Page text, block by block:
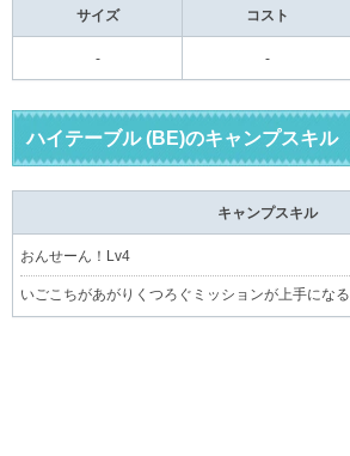
サイズ コスト
- -
ハイテーブル (BE)のキャンプスキル
キャンプスキル
おんせーん！Lv4
いごこちがあがりくつろぐミッションが上手になる